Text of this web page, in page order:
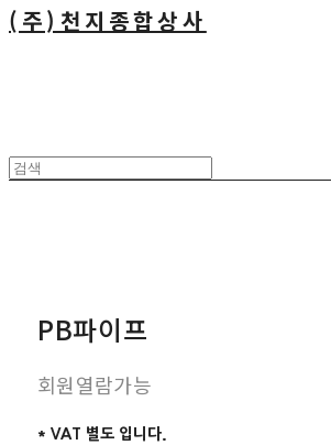
(주)천지종합상사
PB파이프
회원열람가능
* VAT 별도 입니다.